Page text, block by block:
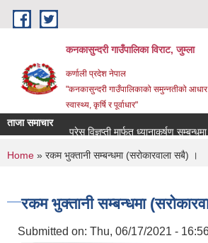
Skip to main content
कनकासुन्दरी गाउँपालिका विराट, जुम्ला
कर्णाली प्रदेश नेपाल
"कनकासुन्दरी गाउँपालिकाको समुन्नतीको आधार
स्वास्थ्य, कृर्षि र पूर्वाधार"
ताजा समाचार
प्रेस विज्ञप्ती मार्फत ध्यानाकर्षण सम्बन्धमा
You are here
Home » रकम भुक्तानी सम्बन्धमा (सरोकारवाला सबै) ।
रकम भुक्तानी सम्बन्धमा
Submitted on: Thu, 06/17/2021 -